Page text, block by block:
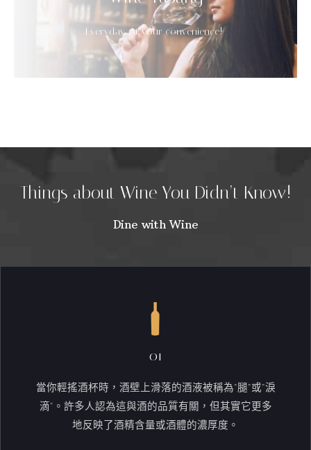
Everyday. At your convenience!
Things about Wine You Didn’t Know!
Dine with Wine
01
當你輕搖酒杯時，酒壁上滑落的酒液被稱為“腿”或“淚
滴”。許多人認為這與酒的品質有關，但其實它更多
地反映了酒精含量或酒體的濃厚度。